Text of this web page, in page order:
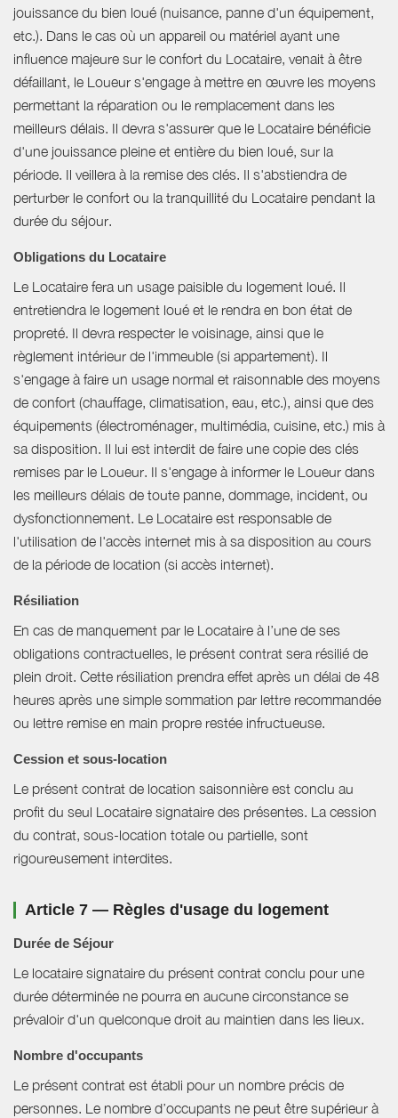
jouissance du bien loué (nuisance, panne d'un équipement,
etc.). Dans le cas où un appareil ou matériel ayant une
influence majeure sur le confort du Locataire, venait à être
défaillant, le Loueur s'engage à mettre en œuvre les moyens
permettant la réparation ou le remplacement dans les
meilleurs délais. Il devra s'assurer que le Locataire bénéficie
d'une jouissance pleine et entière du bien loué, sur la
période. Il veillera à la remise des clés. Il s'abstiendra de
perturber le confort ou la tranquillité du Locataire pendant la
durée du séjour.
Obligations du Locataire
Le Locataire fera un usage paisible du logement loué. Il
entretiendra le logement loué et le rendra en bon état de
propreté. Il devra respecter le voisinage, ainsi que le
règlement intérieur de l'immeuble (si appartement). Il
s'engage à faire un usage normal et raisonnable des moyens
de confort (chauffage, climatisation, eau, etc.), ainsi que des
équipements (électroménager, multimédia, cuisine, etc.) mis à
sa disposition. Il lui est interdit de faire une copie des clés
remises par le Loueur. Il s'engage à informer le Loueur dans
les meilleurs délais de toute panne, dommage, incident, ou
dysfonctionnement. Le Locataire est responsable de
l'utilisation de l'accès internet mis à sa disposition au cours
de la période de location (si accès internet).
Résiliation
En cas de manquement par le Locataire à l’une de ses
obligations contractuelles, le présent contrat sera résilié de
plein droit. Cette résiliation prendra effet après un délai de 48
heures après une simple sommation par lettre recommandée
ou lettre remise en main propre restée infructueuse.
Cession et sous-location
Le présent contrat de location saisonnière est conclu au
profit du seul Locataire signataire des présentes. La cession
du contrat, sous-location totale ou partielle, sont
rigoureusement interdites.
Article 7 — Règles d'usage du logement
Durée de Séjour
Le locataire signataire du présent contrat conclu pour une
durée déterminée ne pourra en aucune circonstance se
prévaloir d'un quelconque droit au maintien dans les lieux.
Nombre d'occupants
Le présent contrat est établi pour un nombre précis de
personnes. Le nombre d’occupants ne peut être supérieur à